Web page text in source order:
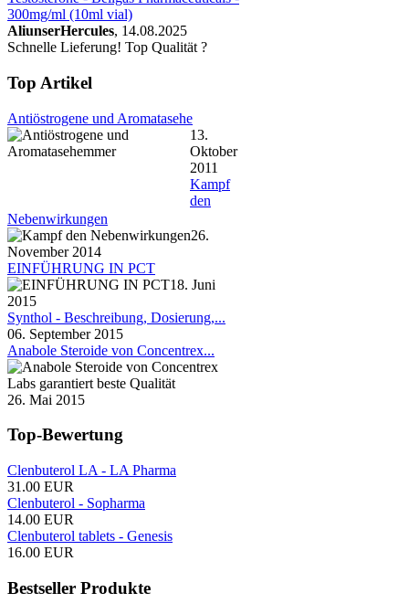
300mg/ml (10ml vial)
AliunserHercules, 14.08.2025
Schnelle Lieferung! Top Qualität ?
Top Artikel
Antiöstrogene und Aromatasehe
13.
Oktober
2011
Kampf
den
Nebenwirkungen
26.
November 2014
EINFÜHRUNG IN PCT
18. Juni
2015
Synthol - Beschreibung, Dosierung,...
06. September 2015
Anabole Steroide von Concentrex...
26. Mai 2015
Top-Bewertung
Clenbuterol LA - LA Pharma
31.00 EUR
Clenbuterol - Sopharma
14.00 EUR
Clenbuterol tablets - Genesis
16.00 EUR
Bestseller Produkte